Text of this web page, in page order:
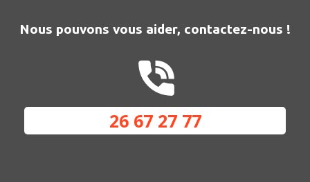
Nous pouvons vous aider, contactez-nous !
26 67 27 77